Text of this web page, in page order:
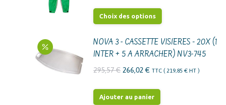
Choix des options
a
plusieurs
variations.
NOVA 3 - CASSETTE VISIERES - 20X (1
INTER + 5 A ARRACHER) NV3-745
295,57€ Le
initial
266,02 €Le
actuel
TTC ( 219,85 € HT )
Ajouter au panier